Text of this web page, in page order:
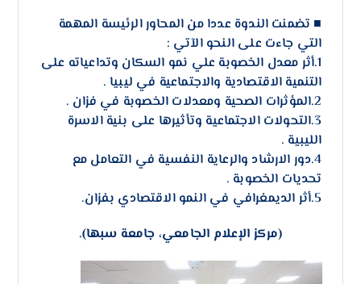
■ تضمنت الندوة عددا من المحاور الرئيسة المهمة
التي جاءت على النحو الآتي :
1.أثر معدل الخصوبة علي نمو السكان وتداعياته على
التنمية الاقتصادية والاجتماعية في ليبيا .
2.المؤثرات الصحية ومعدلات الخصوبة في فزان .
3.التحولات الاجتماعية وتأثيرها على بنية الاسرة
الليبية .
4.دور الارشاد والرعاية النفسية في التعامل مع
تحديات الخصوبة .
5.أثر الديمغرافي في النمو الاقتصادي بفزان.
(مركز الإعلام الجامعي، جامعة سبها).